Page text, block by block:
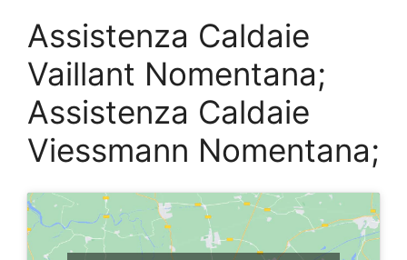
Assistenza Caldaie
Vaillant Nomentana;
Assistenza Caldaie
Viessmann Nomentana;